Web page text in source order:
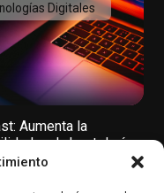
Digitales
Aumenta la
en la hostelería